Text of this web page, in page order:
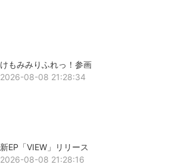
けもみみりふれっ！参画
2026-08-08 21:28:34
新EP「VIEW」リリース
2026-08-08 21:28:16